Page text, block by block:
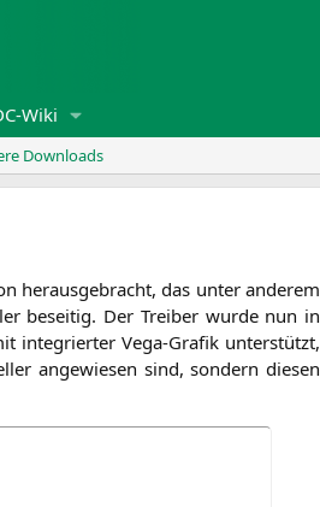
Wiki
Downloads
her­aus­ge­bracht, das unter ande­rem
besei­tig. Der Trei­ber wur­de nun in
inte­grier­ter Vega-Gra­fik unter­stützt,
ange­wie­sen sind, son­dern die­sen